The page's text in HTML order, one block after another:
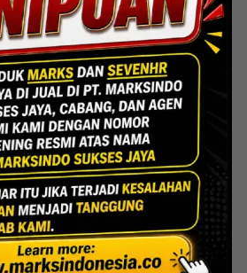
Stadium (FIBA)
Senayan
BTN Jatimurni, Bekasi